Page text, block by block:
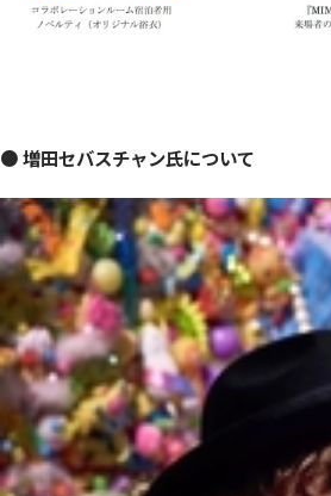
● 増田セバスチャン氏について